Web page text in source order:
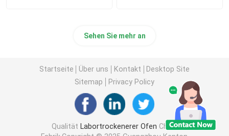
Sehen Sie mehr an
Startseite Über uns Kontakt
Desktop Site
Sitemap
Privacy Policy
Qualität Labortrockenerer Ofen China